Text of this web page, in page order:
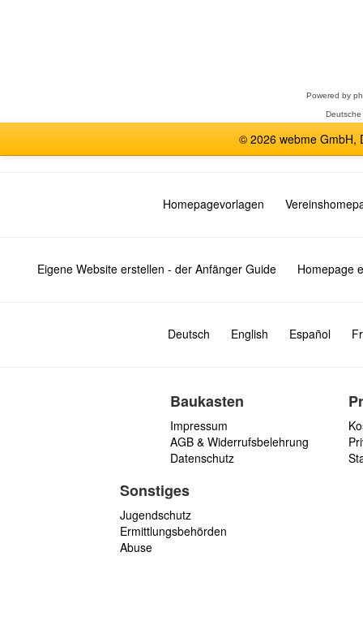
Powered by
© 2026 webme GmbH,
Homepagevorlagen
Eigene Website erstellen - der Anfänger Guide Homepage
Deutsch English Español
Baukasten
Impressum
AGB & Widerrufsbelehrung
Datenschutz
Sonstiges
Jugendschutz
Ermittlungsbehörden
Abuse